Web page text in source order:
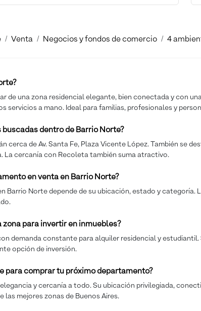
Venta Negocios y fondos de comercio 4
de una zona residencial elegante, bien conectada y con
servicios a mano. Ideal para familias, profesionales y
dentro de Barrio Norte?
cerca de Av. Santa Fe, Plaza Vicente López. También se
La cercanía con Recoleta también suma atractivo.
en venta en Barrio Norte?
Barrio Norte depende de su ubicación, estado y
zona para invertir en inmuebles?
demanda constante para alquiler residencial y
opción de inversión.
para comprar tu próximo departamento?
y cercanía a todo. Su ubicación privilegiada,
las mejores zonas de Buenos Aires.